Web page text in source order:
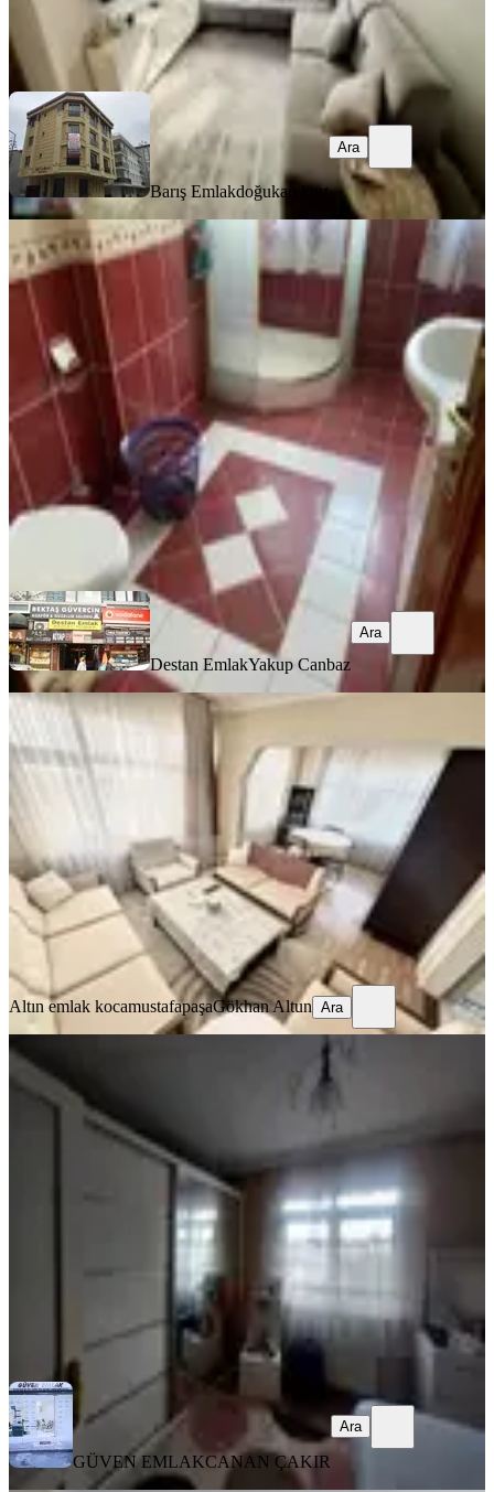
Barış Emlakdoğukan kurt
Ara
Barış Emlakdoğukan kurt
Ara
Destan-104-k.m.paşa-sümbülefendi-
yan-sokağında-1-oda-1-salon-65m2-
yüksek-giriş-kat-kombili-açıklamay
Fatih, Sümbül Efendi Mahallesi
65 m² Yüksek giriş·04.08.2026
28.000 ₺
Destan EmlakYakup Canbaz
Destan EmlakYakup Canbaz
Ara
YENİ
Fatih Kocamustafapaşada 2+1 Eşyalı
Kiralık Daire
Fatih, Sümbül Efendi Mahallesi
4. Kat·04.08.2026
37.500 ₺
Altın emlak kocamustafapaşa Gökhan Altun
Altın emlak kocamustafapaşaGökhan Altun Ara
Fatih Kocamustafapaşa Merkez De
Memura Öğrenciye Kiralık Daire
Fatih, Seyyid Ömer Mahallesi
1+1· 70 m² ·3. Kat ·03.08.2026
30.000 ₺
CANAN ÇAKIR
GÜVEN EMLAKCANAN ÇAKIR
Ara